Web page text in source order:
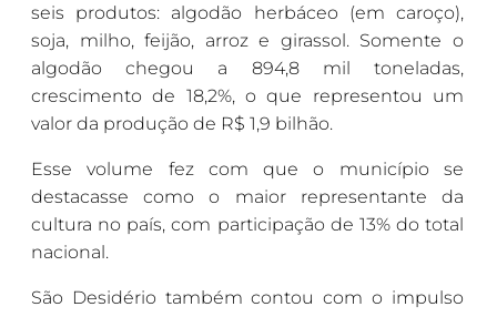
seis produtos: algodão herbáceo (em caroço),
soja, milho, feijão, arroz e girassol. Somente o
algodão chegou a 894,8 mil toneladas,
crescimento de 18,2%, o que representou um
valor da produção de R$ 1,9 bilhão.
Esse volume fez com que o município se
destacasse como o maior representante da
cultura no país, com participação de 13% do total
nacional.
São Desidério também contou com o impulso